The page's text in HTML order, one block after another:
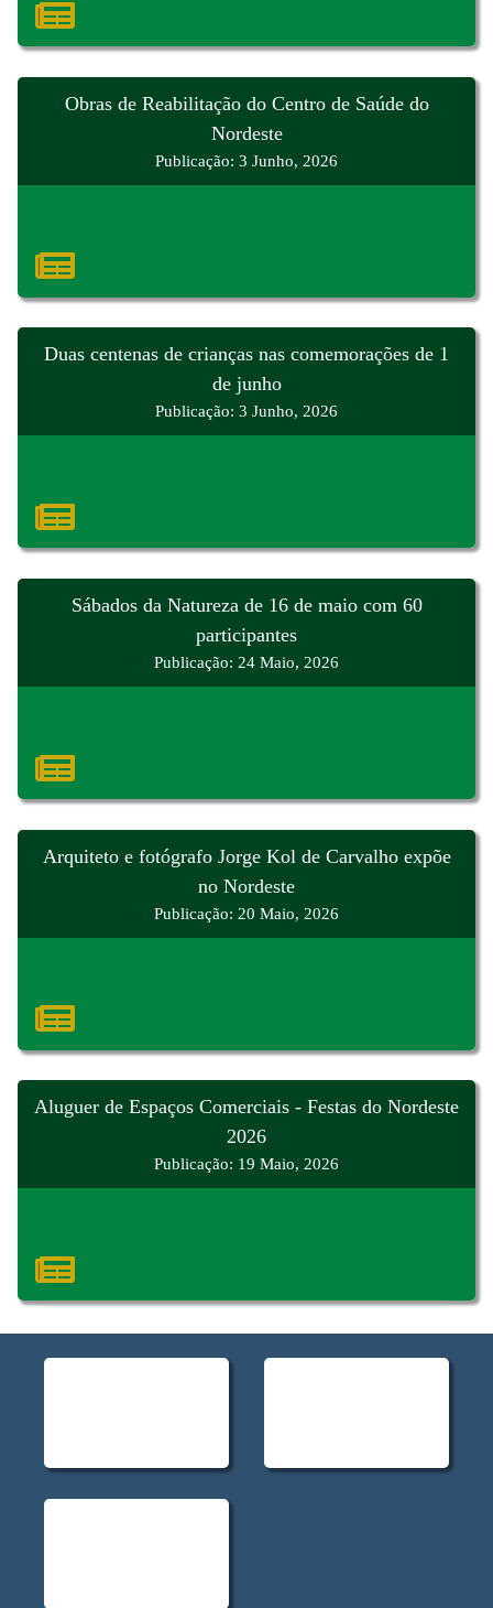
Obras de Reabilitação do Centro de Saúde do
Nordeste
Publicação: 3 Junho, 2026
Duas centenas de crianças nas comemorações de 1
de junho
Publicação: 3 Junho, 2026
Sábados da Natureza de 16 de maio com 60
participantes
Publicação: 24 Maio, 2026
Arquiteto e fotógrafo Jorge Kol de Carvalho expõe
no Nordeste
Publicação: 20 Maio, 2026
Aluguer de Espaços Comerciais - Festas do Nordeste
2026
Publicação: 19 Maio, 2026